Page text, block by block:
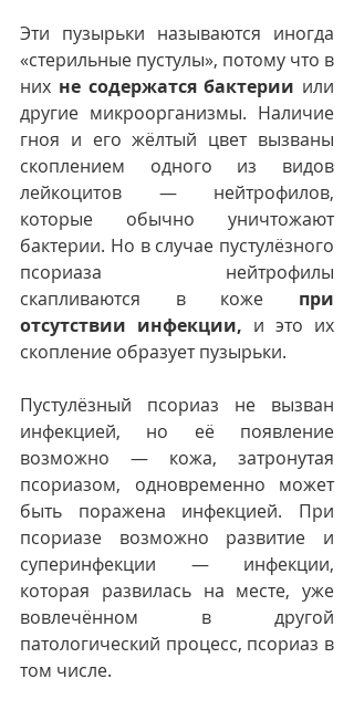
Эти пузырьки называются иногда
«стерильные пустулы», потому что в
них не содержатся бактерии или
другие микроорганизмы. Наличие
гноя и его жёлтый цвет вызваны
скоплением одного из видов
лейкоцитов — нейтрофилов,
которые обычно уничтожают
бактерии. Но в случае пустулёзного
псориаза нейтрофилы
скапливаются в коже при
отсутствии инфекции, и это их
скопление образует пузырьки.
Пустулёзный псориаз не вызван
инфекцией, но её появление
возможно — кожа, затронутая
псориазом, одновременно может
быть поражена инфекцией. При
псориазе возможно развитие и
суперинфекции — инфекции,
которая развилась на месте, уже
вовлечённом в другой
патологический процесс, псориаз в
том числе.